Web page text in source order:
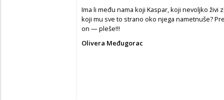
Ima li među nama koji Kaspar, koji nevoljko
koji mu sve to strano oko njega nametnuše?
on — pleše!!!
Olivera Međugorac